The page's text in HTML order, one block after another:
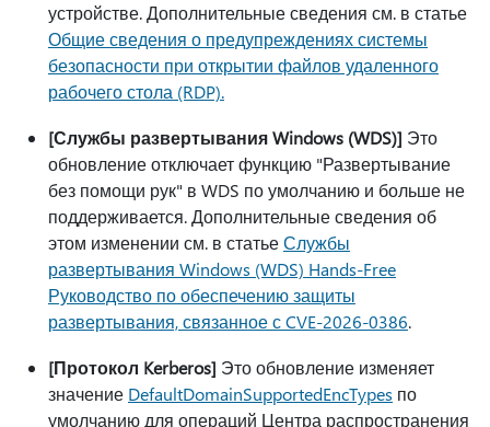
устройстве. Дополнительные сведения см. в статье
Общие сведения о предупреждениях системы
безопасности при открытии файлов удаленного
рабочего стола (RDP).
[Службы развертывания Windows (WDS)] Это
обновление отключает функцию "Развертывание
без помощи рук" в WDS по умолчанию и больше не
поддерживается. Дополнительные сведения об
этом изменении см. в статьеСлужбы
развертывания Windows (WDS) Hands-Free
Руководство по обеспечению защиты
развертывания, связанное с CVE-2026-0386.
[Протокол Kerberos] Это обновление изменяет
значение DefaultDomainSupportedEncTypes по
умолчанию для операций Центра распространения